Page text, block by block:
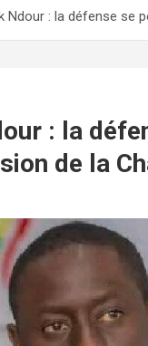
Ndour : la défense se
: la
de la